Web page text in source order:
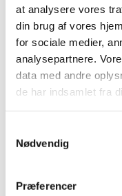
at analysere vores
din brug af vores
for sociale medier,
analysepartnere.
data med andre
de har indsamlet fra
Nødvendig
Præferencer